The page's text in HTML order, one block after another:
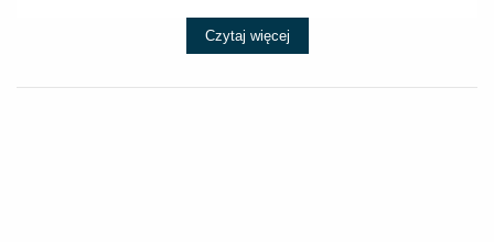
Czytaj więcej